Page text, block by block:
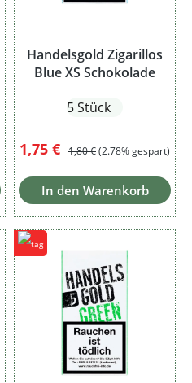
Handelsgold Zigarillos
Blue XS Schokolade
5 Stück
Verkaufspreis:
1,75 € Regulärer Preis:
1,80 €(2.78% gespart)
In den Warenkorb